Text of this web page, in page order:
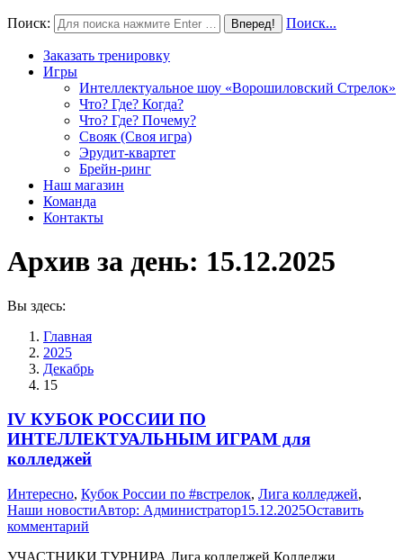
Поиск: Поиск...
Заказать тренировку
Игры
Интеллектуальное шоу «Ворошиловский Стрелок»
Что? Где? Когда?
Что? Где? Почему?
Свояк (Своя игра)
Эрудит-квартет
Брейн-ринг
Наш магазин
Команда
Контакты
Архив за день: 15.12.2025
Вы здесь:
Главная
2025
Декабрь
15
IV КУБОК РОССИИ ПО
ИНТЕЛЛЕКТУАЛЬНЫМ ИГРАМ для
колледжей
Интересно, Кубок России по #встрелок, Лига колледжей,
Наши новостиАвтор: Администратор15.12.2025Оставить
комментарий
УЧАСТНИКИ ТУРНИРА Лига колледжей Колледжи